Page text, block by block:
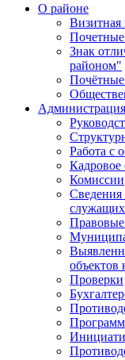
О районе
Визитная
Знак
районом"
Администрация
Работа с
Кадровое
Комиссии
служащих
объектов
Проверки